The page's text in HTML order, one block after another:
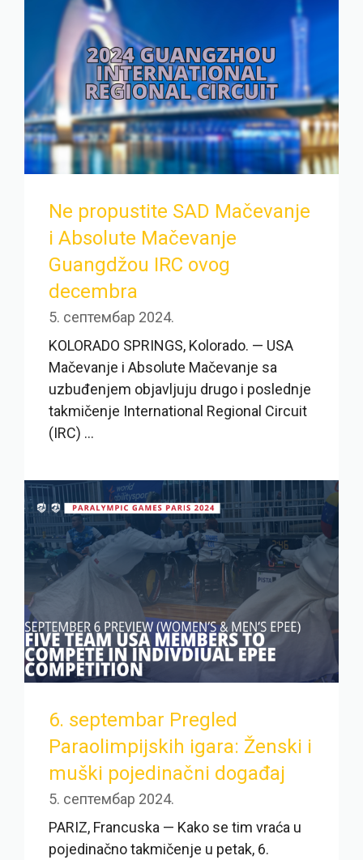
Ne propustite SAD Mačevanje
i Absolute Mačevanje
Guangdžou IRC ovog
decembra
5. септембар 2024.
KOLORADO SPRINGS, Kolorado. — USA
Mačevanje i Absolute Mačevanje sa
uzbuđenjem objavljuju drugo i poslednje
takmičenje International Regional Circuit
(IRC) ...
6. septembar Pregled
Paraolimpijskih igara: Ženski i
muški pojedinačni događaj
5. септембар 2024.
PARIZ, Francuska — Kako se tim vraća u
pojedinačno takmičenje u petak, 6.